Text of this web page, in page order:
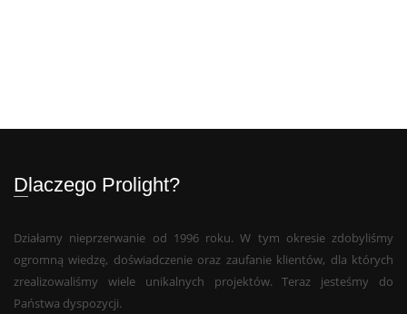
Dlaczego Prolight?
Działamy nieprzerwanie od 1996 roku. W tym okresie zdobyliśmy
ogromną wiedzę, doświadczenie oraz zaufanie klientów, dla których
zrealizowaliśmy wiele unikalnych projektów. Teraz jesteśmy do
Państwa dyspozycji.